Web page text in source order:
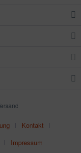
Kontakt
Impressum